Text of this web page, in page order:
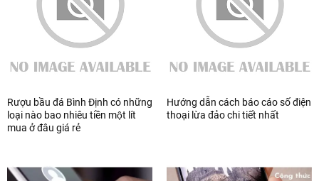
Rượu bầu đá Bình Định có những
loại nào bao nhiêu tiền một lít
mua ở đâu giá rẻ
Hướng dẫn cách báo cáo số điện
thoại lừa đảo chi tiết nhất